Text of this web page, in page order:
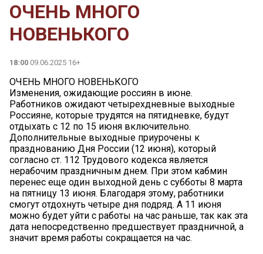
ОЧЕНЬ МНОГО
НОВЕНЬКОГО
18:00 09.06.2025 16+
ОЧЕНЬ МНОГО НОВЕНЬКОГО
Изменения, ожидающие россиян в июне.
Работников ожидают четырехдневные выходные
Россияне, которые трудятся на пятидневке, будут
отдыхать с 12 по 15 июня включительно.
Дополнительные выходные приурочены к
празднованию Дня России (12 июня), который
согласно ст. 112 Трудового кодекса является
нерабочим праздничным днем. При этом кабмин
перенес еще один выходной день с субботы 8 марта
на пятницу 13 июня. Благодаря этому, работники
смогут отдохнуть четыре дня подряд. А 11 июня
можно будет уйти с работы на час раньше, так как эта
дата непосредственно предшествует праздничной, а
значит время работы сокращается на час.